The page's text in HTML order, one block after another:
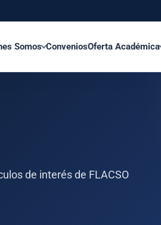
Somos ConveniosOferta Académica
de interés de FLACSO